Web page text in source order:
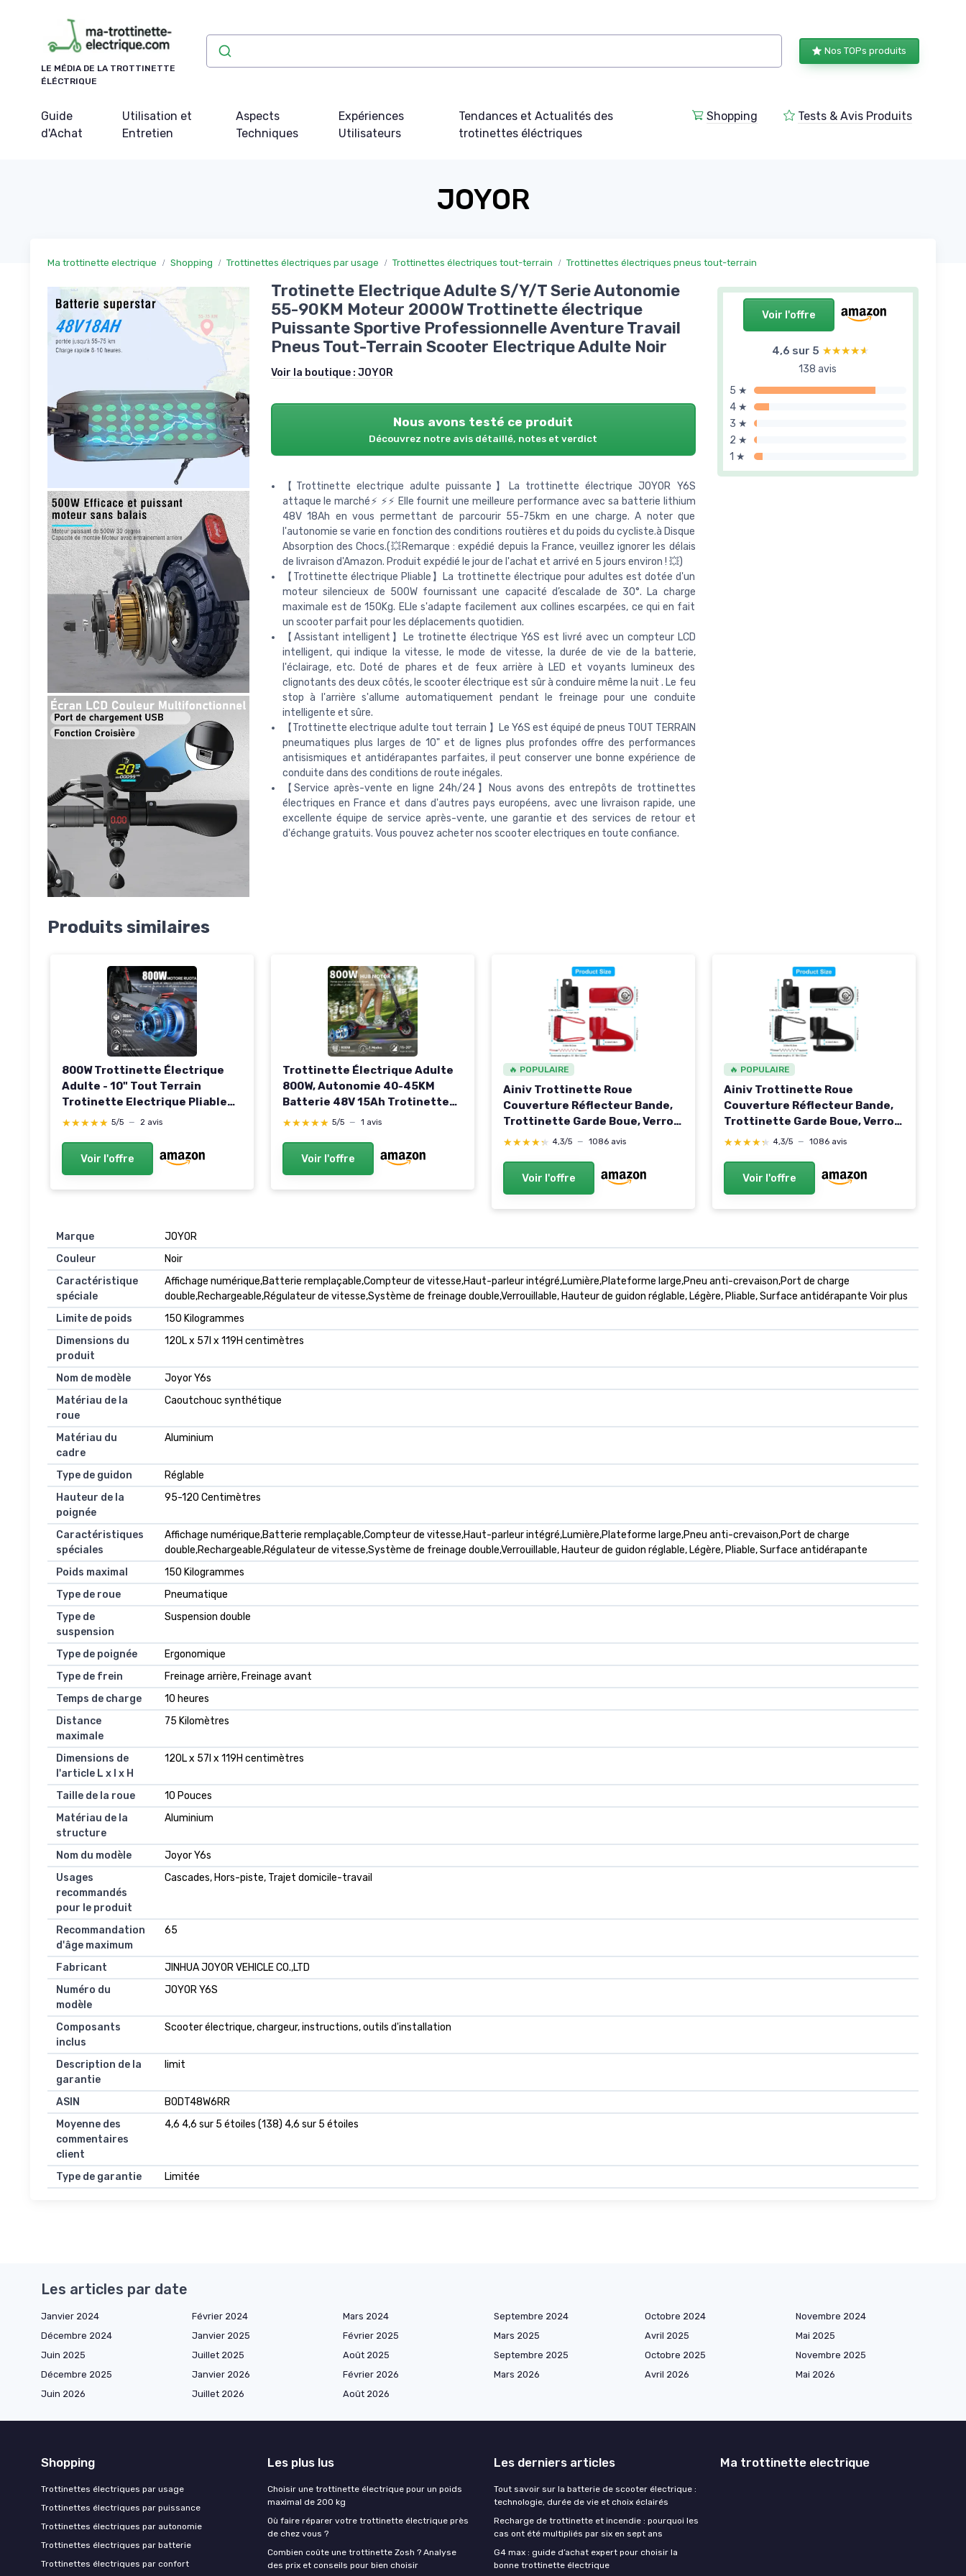
LE MÉDIA DE LA TROTTINETTE
ÉLÉCTRIQUE
Nos TOPs produits
Guide
d'Achat
Utilisation et
Entretien
Aspects
Techniques
Expériences
Utilisateurs
Tendances et Actualités des
trotinettes éléctriques
Shopping Tests & Avis Produits
JOYOR
Ma trottinette electrique Shopping Trottinettes électriques par usage Trottinettes électriques tout-terrain Trottinettes électriques pneus tout-terrain
Voir l'offre
4,6 sur 5 ★★★★★
★★★★★
138 avis
5 ★
4 ★
3 ★
2 ★
1 ★
Trotinette Electrique Adulte S/Y/T Serie Autonomie
55-90KM Moteur 2000W Trottinette électrique
Puissante Sportive Professionnelle Aventure Travail
Pneus Tout-Terrain Scooter Electrique Adulte Noir
Voir la boutique : JOYOR
Nous avons testé ce produit
Découvrez notre avis détaillé, notes et verdict
【Trottinette electrique adulte puissante】La trottinette électrique JOYOR Y6S
attaque le marché⚡ ⚡⚡ Elle fournit une meilleure performance avec sa batterie lithium
48V 18Ah en vous permettant de parcourir 55-75km en une charge. A noter que
l'autonomie se varie en fonction des conditions routières et du poids du cycliste.à Disque
Absorption des Chocs.(💥Remarque : expédié depuis la France, veuillez ignorer les délais
de livraison d'Amazon. Produit expédié le jour de l'achat et arrivé en 5 jours environ ! 💥)
【Trottinette électrique Pliable】La trottinette électrique pour adultes est dotée d'un
moteur silencieux de 500W fournissant une capacité d’escalade de 30°. La charge
maximale est de 150Kg. ELle s'adapte facilement aux collines escarpées, ce qui en fait
un scooter parfait pour les déplacements quotidien.
【Assistant intelligent】Le trotinette électrique Y6S est livré avec un compteur LCD
intelligent, qui indique la vitesse, le mode de vitesse, la durée de vie de la batterie,
l'éclairage, etc. Doté de phares et de feux arrière à LED et voyants lumineux des
clignotants des deux côtés, le scooter électrique est sûr à conduire même la nuit . Le feu
stop à l'arrière s'allume automatiquement pendant le freinage pour une conduite
intelligente et sûre.
【Trottinette electrique adulte tout terrain 】Le Y6S est équipé de pneus TOUT TERRAIN
pneumatiques plus larges de 10" et de lignes plus profondes offre des performances
antisismiques et antidérapantes parfaites, il peut conserver une bonne expérience de
conduite dans des conditions de route inégales.
【Service après-vente en ligne 24h/24】Nous avons des entrepôts de trottinettes
électriques en France et dans d'autres pays européens, avec une livraison rapide, une
excellente équipe de service après-vente, une garantie et des services de retour et
d'échange gratuits. Vous pouvez acheter nos scooter electriques en toute confiance.
Produits similaires
800W Trottinette Électrique
Adulte - 10" Tout Terrain
Trotinette Electrique Pliable
Autonomie 30-40KM,Batterie
Suspension Double Frein
Scooter Charge 120kg
★★★★★
★★★★★ 5/5 — 2 avis
Voir l'offre
Trottinette Électrique Adulte
800W, Autonomie 40-45KM
Batterie 48V 15Ah Trotinette
Electrique Pliante Portable,
Suspension Frein à Disque
Double Escooter
★★★★★
★★★★★ 5/5 — 1 avis
Voir l'offre
🔥 POPULAIRE
Ainiv Trottinette Roue
Couverture Réflecteur Bande,
Trottinette Garde Boue, Verrou
de Frein à Disque - Antivol
Accessoire pour Xiaomi M365
Scooter Antivol Trottinette
★★★★★
★★★★★ 4,3/5 — 1086 avis
Voir l'offre
🔥 POPULAIRE
Ainiv Trottinette Roue
Couverture Réflecteur Bande,
Trottinette Garde Boue, Verrou
de Frein à Disque - Antivol
Accessoire pour Xiaomi M365
Scooter Antivol Trottinette
★★★★★
★★★★★ 4,3/5 — 1086 avis
Voir l'offre
Marque
JOYOR
Couleur
Noir
Caractéristique
spéciale
Affichage numérique,Batterie remplaçable,Compteur de vitesse,Haut-parleur intégré,Lumière,Plateforme large,Pneu anti-crevaison,Port de charge
double,Rechargeable,Régulateur de vitesse,Système de freinage double,Verrouillable, Hauteur de guidon réglable, Légère, Pliable, Surface antidérapante Voir plus
Limite de poids
150 Kilogrammes
Dimensions du
produit
120L x 57l x 119H centimètres
Nom de modèle
Joyor Y6s
Matériau de la
roue
Caoutchouc synthétique
Matériau du
cadre
Aluminium
Type de guidon
Réglable
Hauteur de la
poignée
95-120 Centimètres
Caractéristiques
spéciales
Affichage numérique,Batterie remplaçable,Compteur de vitesse,Haut-parleur intégré,Lumière,Plateforme large,Pneu anti-crevaison,Port de charge
double,Rechargeable,Régulateur de vitesse,Système de freinage double,Verrouillable, Hauteur de guidon réglable, Légère, Pliable, Surface antidérapante
Poids maximal
150 Kilogrammes
Type de roue
Pneumatique
Type de
suspension
Suspension double
Type de poignée
Ergonomique
Type de frein
Freinage arrière, Freinage avant
Temps de charge
10 heures
Distance
maximale
75 Kilomètres
Dimensions de
l'article L x l x H
120L x 57l x 119H centimètres
Taille de la roue
10 Pouces
Matériau de la
structure
Aluminium
Nom du modèle
Joyor Y6s
Usages
recommandés
pour le produit
Cascades, Hors-piste, Trajet domicile-travail
Recommandation
d'âge maximum
65
Fabricant
JINHUA JOYOR VEHICLE CO.,LTD
Numéro du
modèle
JOYOR Y6S
Composants
inclus
Scooter électrique, chargeur, instructions, outils d'installation
Description de la
garantie
limit
ASIN
B0DT48W6RR
Moyenne des
commentaires
client
4,6 4,6 sur 5 étoiles (138) 4,6 sur 5 étoiles
Type de garantie Limitée
Les articles par date
Janvier 2024 Février 2024 Mars 2024 Septembre 2024 Octobre 2024
Novembre 2024
Décembre 2024
Janvier 2025 Février 2025 Mars 2025 Avril 2025
Mai 2025
Juin 2025
Juillet 2025 Août 2025 Septembre 2025 Octobre 2025
Novembre 2025
Décembre 2025
Janvier 2026 Février 2026 Mars 2026 Avril 2026
Mai 2026
Juin 2026
Juillet 2026 Août 2026
Shopping
Trottinettes électriques par usage
Trottinettes électriques par puissance
Trottinettes électriques par autonomie
Trottinettes électriques par batterie
Trottinettes électriques par confort
Les plus lus
Choisir une trottinette électrique pour un poids
maximal de 200 kg
Où faire réparer votre trottinette électrique près
de chez vous ?
Combien coûte une trottinette Zosh ? Analyse
des prix et conseils pour bien choisir
Les derniers articles
Tout savoir sur la batterie de scooter électrique :
technologie, durée de vie et choix éclairés
Recharge de trottinette et incendie : pourquoi les
cas ont été multipliés par six en sept ans
G4 max : guide d’achat expert pour choisir la
bonne trottinette électrique
Ma trottinette electrique